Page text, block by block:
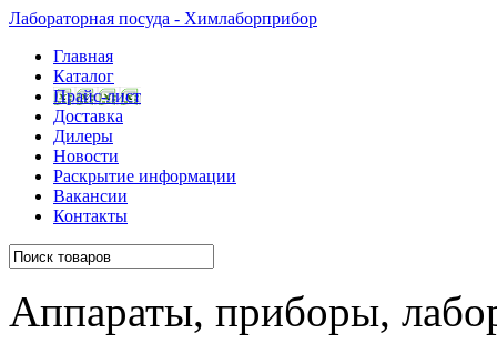
Лабораторная посуда - Химлаборприбор
Главная
Каталог
Прайс-лист
Доставка
Дилеры
Новости
Раскрытие информации
Вакансии
Контакты
Аппараты, приборы,